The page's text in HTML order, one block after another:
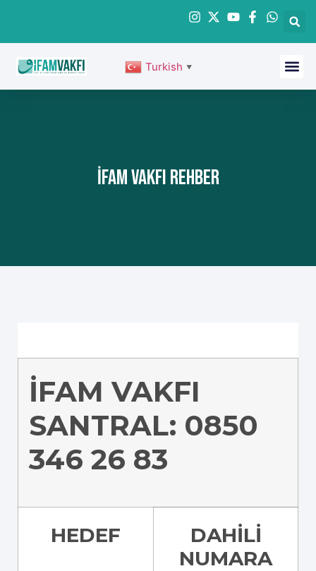
Turkish ▼
İFAM Vakfı Rehber
İFAM VAKFI
SANTRAL: 0850
346 26 83
HEDEF
DAHİLİ
NUMARA